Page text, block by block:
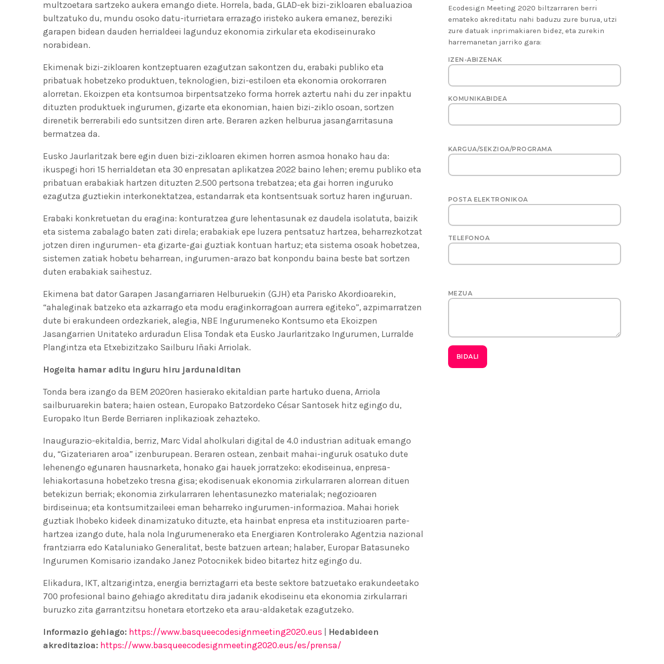
multzoetara sartzeko aukera emango diete. Horrela, bada, GLAD-ek bizi-zikloaren ebaluazioa
bultzatuko du, mundu osoko datu-iturrietara errazago iristeko aukera emanez, bereziki
garapen bidean dauden herrialdeei lagunduz ekonomia zirkular eta ekodiseinurako
norabidean.
Ekimenak bizi-zikloaren kontzeptuaren ezagutzan sakontzen du, erabaki publiko eta
pribatuak hobetzeko produktuen, teknologien, bizi-estiloen eta ekonomia orokorraren
alorretan. Ekoizpen eta kontsumoa birpentsatzeko forma horrek aztertu nahi du zer inpaktu
dituzten produktuek ingurumen, gizarte eta ekonomian, haien bizi-ziklo osoan, sortzen
direnetik berrerabili edo suntsitzen diren arte. Beraren azken helburua jasangarritasuna
bermatzea da.
Eusko Jaurlaritzak bere egin duen bizi-zikloaren ekimen horren asmoa honako hau da:
ikuspegi hori 15 herrialdetan eta 30 enpresatan aplikatzea 2022 baino lehen; eremu publiko eta
pribatuan erabakiak hartzen dituzten 2.500 pertsona trebatzea; eta gai horren inguruko
ezagutza guztiekin interkonektatzea, estandarrak eta kontsentsuak sortuz haren inguruan.
Erabaki konkretuetan du eragina: konturatzea gure lehentasunak ez daudela isolatuta, baizik
eta sistema zabalago baten zati direla; erabakiak epe luzera pentsatuz hartzea, beharrezkotzat
jotzen diren ingurumen- eta gizarte-gai guztiak kontuan hartuz; eta sistema osoak hobetzea,
sistemen zatiak hobetu beharrean, ingurumen-arazo bat konpondu baina beste bat sortzen
duten erabakiak saihestuz.
Ekimena bat dator Garapen Jasangarriaren Helburuekin (GJH) eta Parisko Akordioarekin,
“ahaleginak batzeko eta azkarrago eta modu eraginkorragoan aurrera egiteko”, azpimarratzen
dute bi erakundeen ordezkariek, alegia, NBE Ingurumeneko Kontsumo eta Ekoizpen
Jasangarrien Unitateko arduradun Elisa Tondak eta Eusko Jaurlaritzako Ingurumen, Lurralde
Plangintza eta Etxebizitzako Sailburu Iñaki Arriolak.
Hogeita hamar aditu inguru hiru jardunalditan
Tonda bera izango da BEM 2020ren hasierako ekitaldian parte hartuko duena, Arriola
sailburuarekin batera; haien ostean, Europako Batzordeko César Santosek hitz egingo du,
Europako Itun Berde Berriaren inplikazioak zehazteko.
Inaugurazio-ekitaldia, berriz, Marc Vidal aholkulari digital de 4.0 industrian adituak emango
du, “Gizateriaren aroa” izenburupean. Beraren ostean, zenbait mahai-inguruk osatuko dute
lehenengo egunaren hausnarketa, honako gai hauek jorratzeko: ekodiseinua, enpresa-
lehiakortasuna hobetzeko tresna gisa; ekodisenuak ekonomia zirkularraren alorrean dituen
betekizun berriak; ekonomia zirkularraren lehentasunezko materialak; negozioaren
birdiseinua; eta kontsumitzaileei eman beharreko ingurumen-informazioa. Mahai horiek
guztiak Ihobeko kideek dinamizatuko dituzte, eta hainbat enpresa eta instituzioaren parte-
hartzea izango dute, hala nola Ingurumenerako eta Energiaren Kontrolerako Agentzia nazional
frantziarra edo Kataluniako Generalitat, beste batzuen artean; halaber, Europar Batasuneko
Ingurumen Komisario izandako Janez Potocnikek bideo bitartez hitz egingo du.
Elikadura, IKT, altzarigintza, energia berriztagarri eta beste sektore batzuetako erakundeetako
700 profesional baino gehiago akreditatu dira jadanik ekodiseinu eta ekonomia zirkularrari
buruzko zita garrantzitsu honetara etortzeko eta arau-aldaketak ezagutzeko.
Informazio gehiago: https://www.basqueecodesignmeeting2020.eus
Hedabideen
akreditazioa: https://www.basqueecodesignmeeting2020.eus/es/prensa/
Ecodesign Meeting 2020 biltzarraren berri
emateko akreditatu nahi baduzu zure burua, utzi
zure datuak inprimakiaren bidez, eta zurekin
harremanetan jarriko gara:
IZEN-ABIZENAK
KOMUNIKABIDEA
KARGUA/SEKZIOA/PROGRAMA
POSTA ELEKTRONIKOA
TELEFONOA
MEZUA